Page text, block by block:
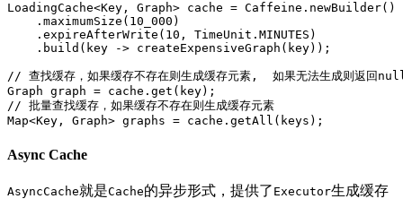
LoadingCache<Key, Graph> cache = Caffeine.newBuilder()
    .maximumSize(10_000)
    .expireAfterWrite(10, TimeUnit.MINUTES)
    .build(key -> createExpensiveGraph(key));
// 查找缓存，如果缓存不存在则生成缓存元素,  如果无法生成则返回
Graph graph = cache.get(key);
// 批量查找缓存，如果缓存不存在则生成缓存元素
Async Cache
AsyncCache就是Cache的异步形式，提供了 Executor生成缓存